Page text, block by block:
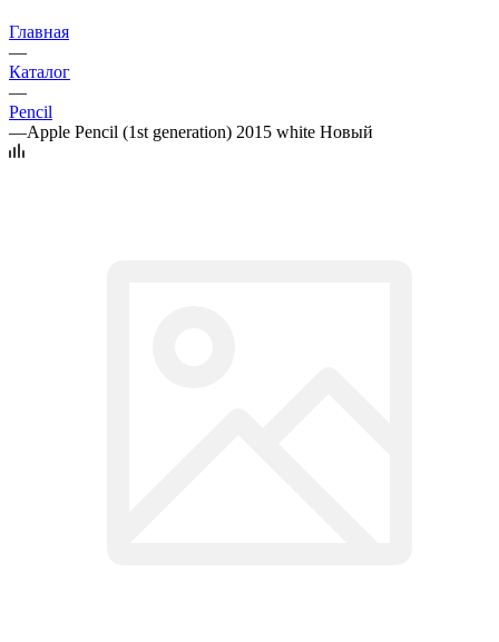
Главная
—
Каталог
—
Pencil
—Apple Pencil (1st generation) 2015 white Новый